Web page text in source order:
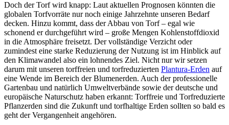
Doch der Torf wird knapp: Laut aktuellen Prognosen könnten die
globalen Torfvorräte nur noch einige Jahrzehnte unseren Bedarf
decken. Hinzu kommt, dass der Abbau von Torf – egal wie
schonend er durchgeführt wird – große Mengen Kohlenstoffdioxid
in die Atmosphäre freisetzt. Der vollständige Verzicht oder
zumindest eine starke Reduzierung der Nutzung ist im Hinblick auf
den Klimawandel also ein lohnendes Ziel. Nicht nur wir setzen
darum mit unseren torffreien und torfreduzierten Plantura-Erden auf
eine Wende im Bereich der Blumenerden. Auch der professionelle
Gartenbau und natürlich Umweltverbände sowie der deutsche und
europäische Naturschutz haben erkannt: Torffreie und Torfreduzierte
Pflanzerden sind die Zukunft und torfhaltige Erden sollten so bald es
geht der Vergangenheit angehören.